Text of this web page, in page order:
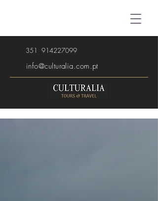
351 914227099
info@culturalia.com.pt